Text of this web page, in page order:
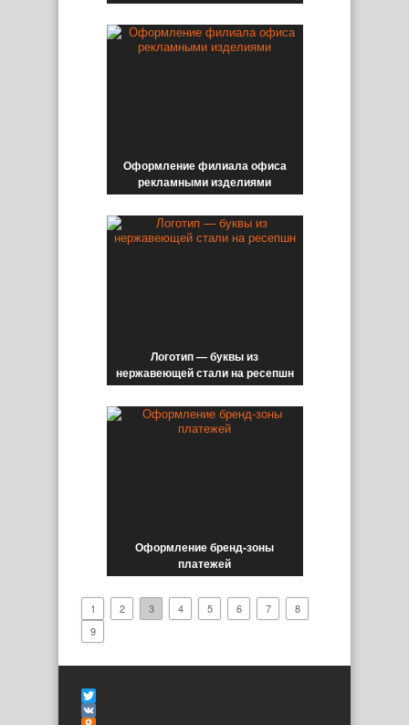
Оформление филиала офиса
рекламными изделиями
Логотип — буквы из
нержавеющей стали на ресепшн
Оформление бренд-зоны
платежей
1 2 3 4 5 6 7
8
9
Twitter